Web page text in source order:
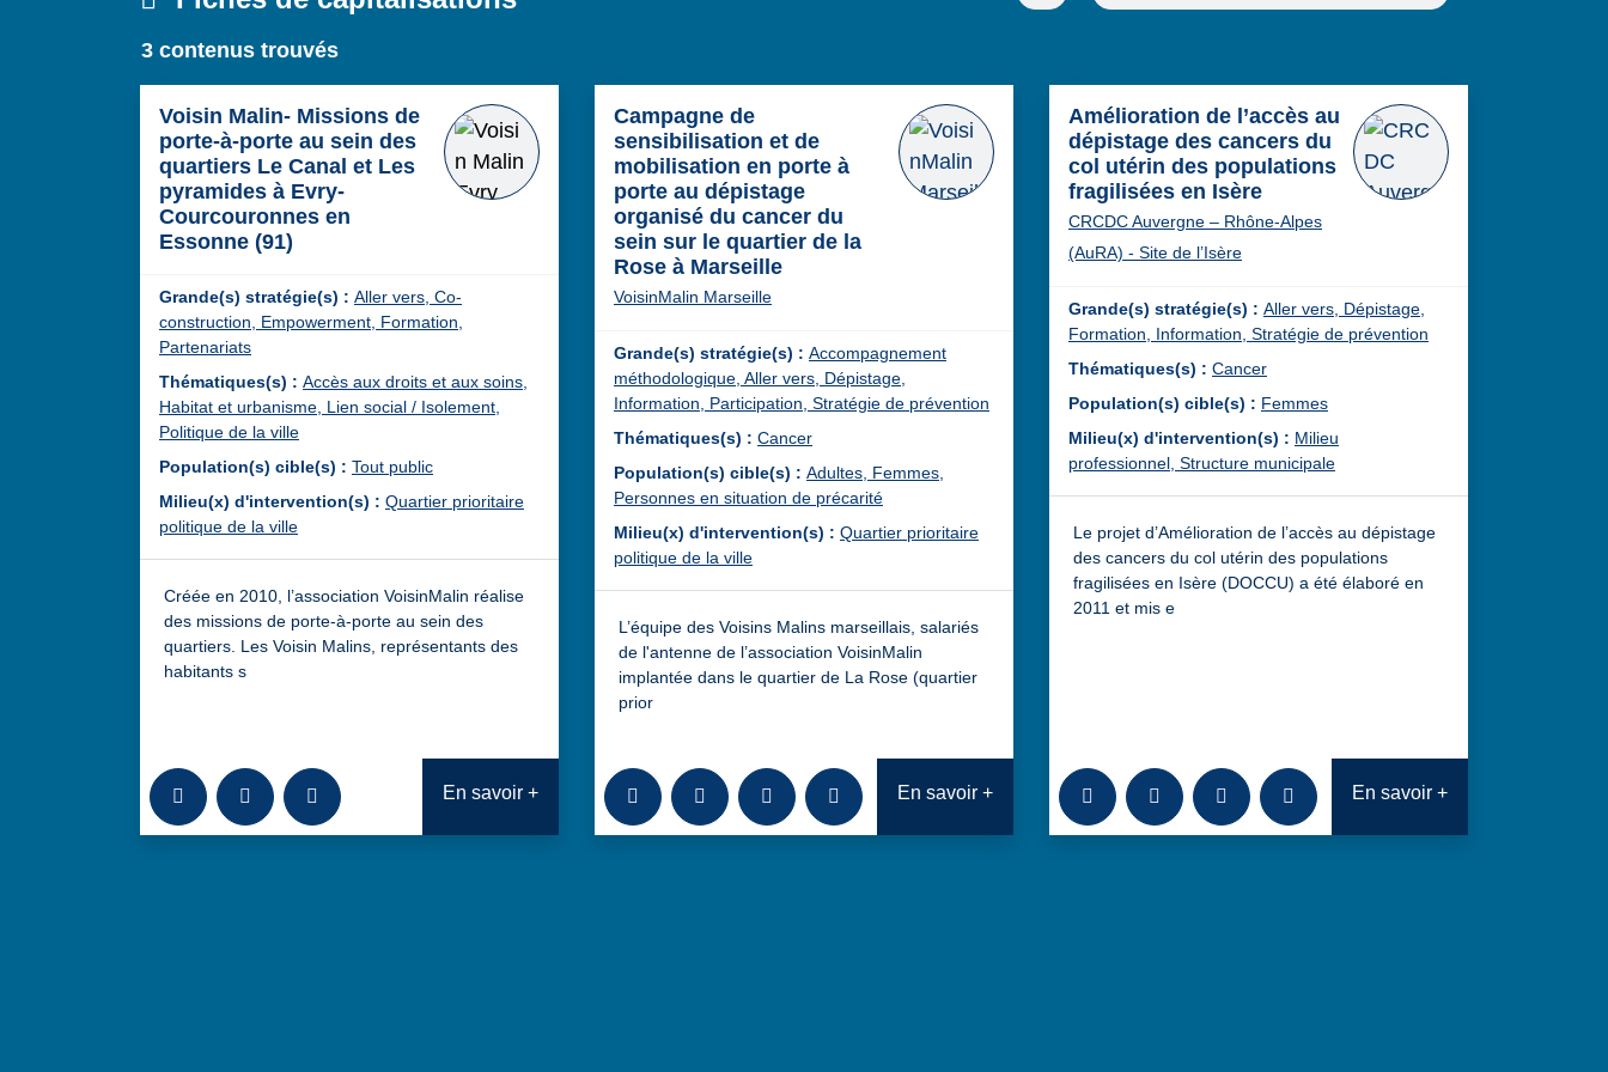
3 contenus trouvés
Voisin Malin- Missions de
porte-à-porte au sein des
quartiers Le Canal et Les
pyramides à Evry-
Courcouronnes en
Essonne (91)
Grande(s) stratégie(s) : Aller vers, Co-
construction, Empowerment, Formation,
Partenariats
Thématiques(s) : Accès aux droits et aux soins,
Habitat et urbanisme, Lien social / Isolement,
Politique de la ville
Population(s) cible(s) : Tout public
Milieu(x) d'intervention(s) : Quartier prioritaire
politique de la ville
Créée en 2010, l’association VoisinMalin réalise
des missions de porte-à-porte au sein des
quartiers. Les Voisin Malins, représentants des
habitants s
Ajouter à la bibliothèque
TéléchargerConsulter En savoir +
Campagne de
sensibilisation et de
mobilisation en porte à
porte au dépistage
organisé du cancer du
sein sur le quartier de la
Rose à Marseille
VoisinMalin Marseille
Grande(s) stratégie(s) : Accompagnement
méthodologique, Aller vers, Dépistage,
Information, Participation, Stratégie de prévention
Thématiques(s) : Cancer
Population(s) cible(s) : Adultes, Femmes,
Personnes en situation de précarité
Milieu(x) d'intervention(s) : Quartier prioritaire
politique de la ville
L’équipe des Voisins Malins marseillais, salariés
de l'antenne de l’association VoisinMalin
implantée dans le quartier de La Rose (quartier
prior
Ajouter à la bibliothèque
TéléchargerConsulterAnalyses transversales : Projet de capitalisation sur la promotion du dépistage des cancers
En savoir +
Amélioration de l’accès au
dépistage des cancers du
col utérin des populations
fragilisées en Isère
CRCDC Auvergne – Rhône-Alpes
(AuRA) - Site de l’Isère
Grande(s) stratégie(s) : Aller vers, Dépistage,
Formation, Information, Stratégie de prévention
Thématiques(s) : Cancer
Population(s) cible(s) : Femmes
Milieu(x) d'intervention(s) : Milieu
professionnel, Structure municipale
Le projet d’Amélioration de l’accès au dépistage
des cancers du col utérin des populations
fragilisées en Isère (DOCCU) a été élaboré en
2011 et mis e
Ajouter à la bibliothèque
TéléchargerConsulterAnalyses transversales : Projet de
En savoir +